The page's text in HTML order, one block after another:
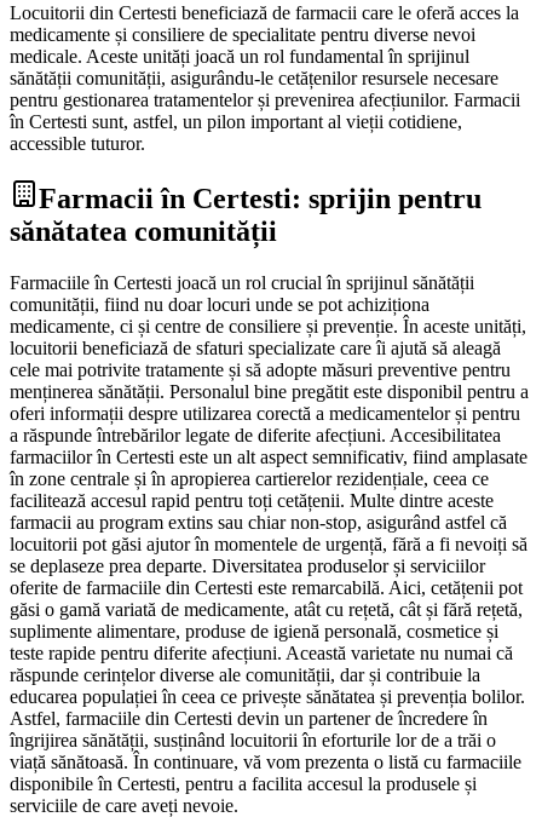
Locuitorii din Certesti beneficiază de farmacii care le oferă acces la
medicamente și consiliere de specialitate pentru diverse nevoi
medicale. Aceste unități joacă un rol fundamental în sprijinul
sănătății comunității, asigurându-le cetățenilor resursele necesare
pentru gestionarea tratamentelor și prevenirea afecțiunilor. Farmacii
în Certesti sunt, astfel, un pilon important al vieții cotidiene,
accessible tuturor.
Farmacii în Certesti: sprijin pentru
sănătatea comunității
Farmaciile în Certesti joacă un rol crucial în sprijinul sănătății
comunității, fiind nu doar locuri unde se pot achiziționa
medicamente, ci și centre de consiliere și prevenție. În aceste unități,
locuitorii beneficiază de sfaturi specializate care îi ajută să aleagă
cele mai potrivite tratamente și să adopte măsuri preventive pentru
menținerea sănătății. Personalul bine pregătit este disponibil pentru a
oferi informații despre utilizarea corectă a medicamentelor și pentru
a răspunde întrebărilor legate de diferite afecțiuni. Accesibilitatea
farmaciilor în Certesti este un alt aspect semnificativ, fiind amplasate
în zone centrale și în apropierea cartierelor rezidențiale, ceea ce
facilitează accesul rapid pentru toți cetățenii. Multe dintre aceste
farmacii au program extins sau chiar non-stop, asigurând astfel că
locuitorii pot găsi ajutor în momentele de urgență, fără a fi nevoiți să
se deplaseze prea departe. Diversitatea produselor și serviciilor
oferite de farmaciile din Certesti este remarcabilă. Aici, cetățenii pot
găsi o gamă variată de medicamente, atât cu rețetă, cât și fără rețetă,
suplimente alimentare, produse de igienă personală, cosmetice și
teste rapide pentru diferite afecțiuni. Această varietate nu numai că
răspunde cerințelor diverse ale comunității, dar și contribuie la
educarea populației în ceea ce privește sănătatea și prevenția bolilor.
Astfel, farmaciile din Certesti devin un partener de încredere în
îngrijirea sănătății, susținând locuitorii în eforturile lor de a trăi o
viață sănătoasă. În continuare, vă vom prezenta o listă cu farmaciile
disponibile în Certesti, pentru a facilita accesul la produsele și
serviciile de care aveți nevoie.